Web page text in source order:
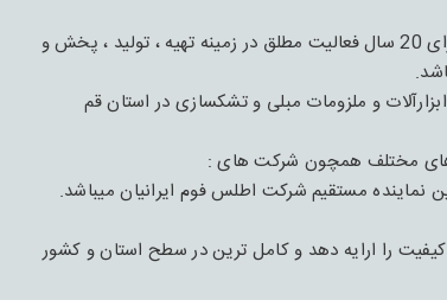
این مجموعه دارای 1 قرن فعالیت و تجربه درعرصه چوب و مبل و همچنین دارای 20 سال فعالیت مطلق در زمینه تهیه ، تولید ، پخش و
و پخش و فروش ابزارآلات و ملزومات مبلی و تشکسازی در استان قم
های مختلف همچون شرکت های :
نماینده مستقیم شرکت اطلس فوم ایرانیان میباشد.
را ارایه دهد و کامل ترین در سطح استان و کشور